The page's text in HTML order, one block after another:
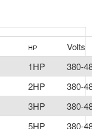
HP
Volts
1HP
380-
2HP
380-
3HP
380-
5HP
380-